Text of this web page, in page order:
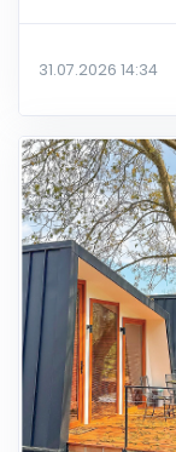
31.07.2026 14:34